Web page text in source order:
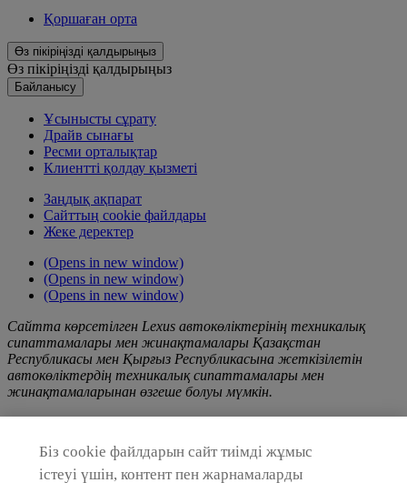
Қoршаған орта
Өз пікіріңізді қалдырыңыз
Өз пікіріңізді қалдырыңыз
Байланысу
Ұсынысты сұрату
Драйв сынағы
Ресми орталықтар
Клиентті қолдау қызметі
Заңдық ақпарат
Сайттың cookie файлдары
Жеке деректер
(Opens in new window)
(Opens in new window)
(Opens in new window)
Сайтта көрсетілген Lexus автокөліктерінің техникалық
сипаттамалары мен жинақтамалары Қазақстан
Республикасы мен Қырғыз Республикасына жеткізілетін
автокөліктердің техникалық сипаттамалары мен
жинақтамаларынан өзгеше болуы мүмкін.
мен науқандары туралы кез келген ақпарат тек ақпараттық
сипатта берілген және жария оферта емес. Тауарларды
Біз cookie файлдарын сайт тиімді жұмыс
істеуі үшін, контент пен жарнамаларды